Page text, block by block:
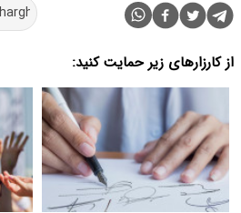
از کارزارهای زیر حمایت کنید: